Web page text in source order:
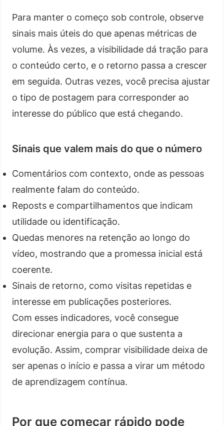
Para manter o começo sob controle, observe
sinais mais úteis do que apenas métricas de
volume. Às vezes, a visibilidade dá tração para
o conteúdo certo, e o retorno passa a crescer
em seguida. Outras vezes, você precisa ajustar
o tipo de postagem para corresponder ao
interesse do público que está chegando.
Sinais que valem mais do que o número
Comentários com contexto, onde as pessoas
realmente falam do conteúdo.
Reposts e compartilhamentos que indicam
utilidade ou identificação.
Quedas menores na retenção ao longo do
vídeo, mostrando que a promessa inicial está
coerente.
Sinais de retorno, como visitas repetidas e
interesse em publicações posteriores.
Com esses indicadores, você consegue
direcionar energia para o que sustenta a
evolução. Assim, comprar visibilidade deixa de
ser apenas o início e passa a virar um método
de aprendizagem contínua.
Por que começar rápido pode